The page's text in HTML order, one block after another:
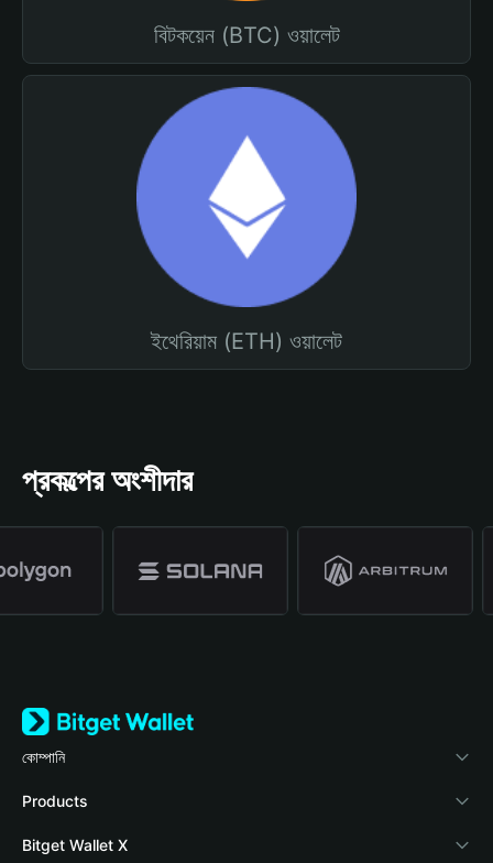
বিটকয়েন (BTC) ওয়ালেট
ইথেরিয়াম (ETH) ওয়ালেট
প্রকল্পের অংশীদার
কোম্পানি
Bitget Wallet সম্পর্কে
ব্লগ
Products
Crypto Card
Bitget Wallet X